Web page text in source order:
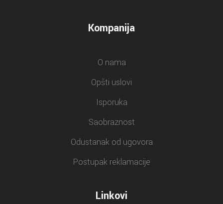
Kompanija
O nama
Opšti uslovi
Isporuka
Saobraznost
Odustanak od ugovora
Postupak reklamacije
Linkovi